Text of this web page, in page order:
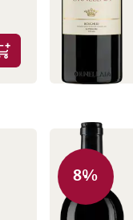
Ajouter au panier
8%